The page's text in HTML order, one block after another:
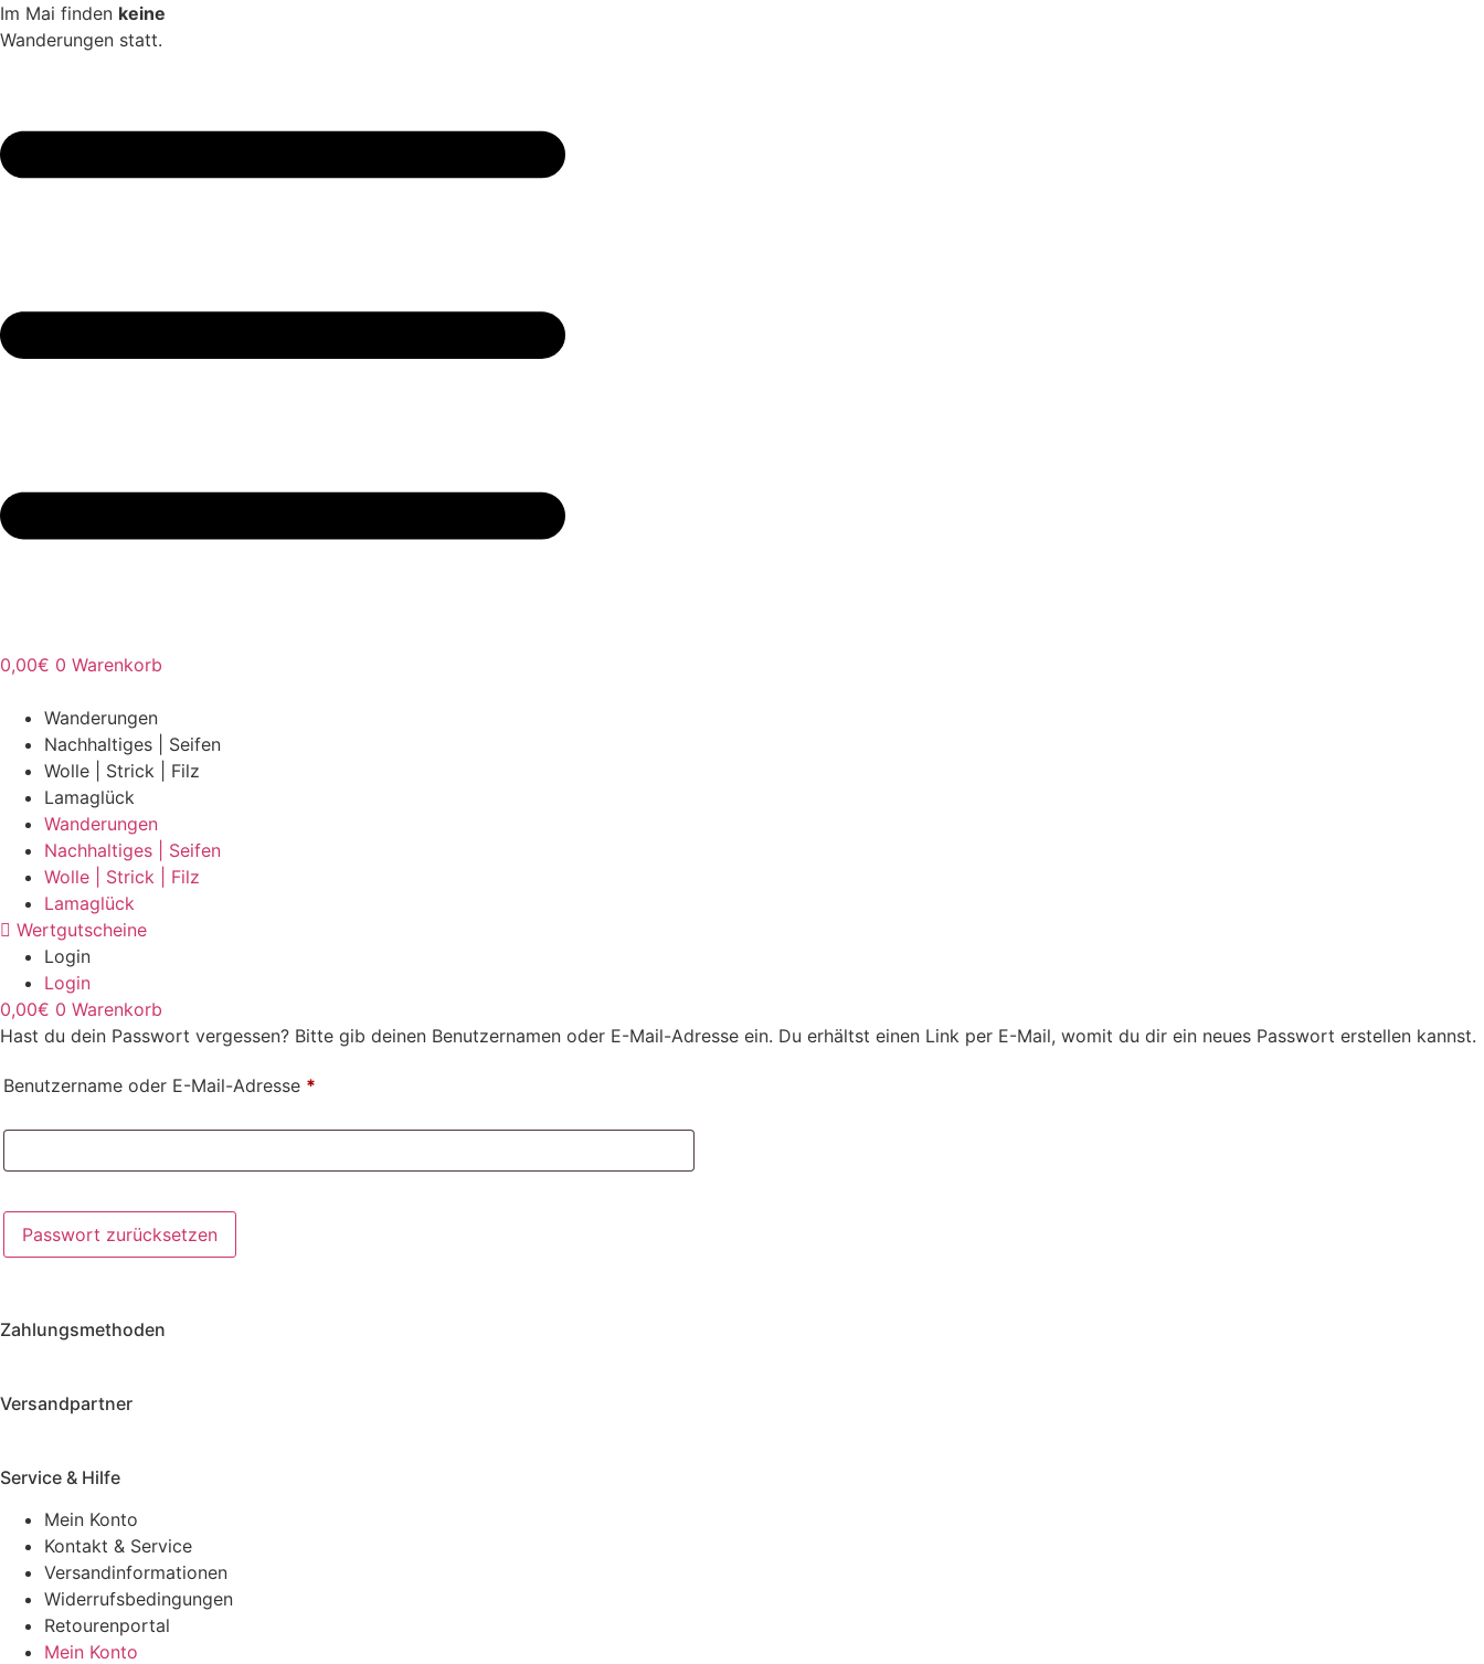
Zum
Inhalt
Im Mai finden keine
Wanderungen statt.
0,00€ 0 Warenkorb
Wanderungen
Nachhaltiges | Seifen
Wolle | Strick | Filz
Lamaglück
Wanderungen
Nachhaltiges | Seifen
Wolle | Strick | Filz
Lamaglück
Wertgutscheine
Login
Login
0,00€ 0 Warenkorb
Hast du dein Passwort vergessen? Bitte gib deinen Benutzernamen oder E-Mail-Adresse ein. Du erhältst einen Link per E-Mail, womit du dir ein neues Passwort erstellen kannst.
Benutzername oder E-Mail-Adresse *
Passwort zurücksetzen
Zahlungsmethoden
Versandpartner
Service & Hilfe
Mein Konto
Kontakt & Service
Versandinformationen
Widerrufsbedingungen
Retourenportal
Mein Konto